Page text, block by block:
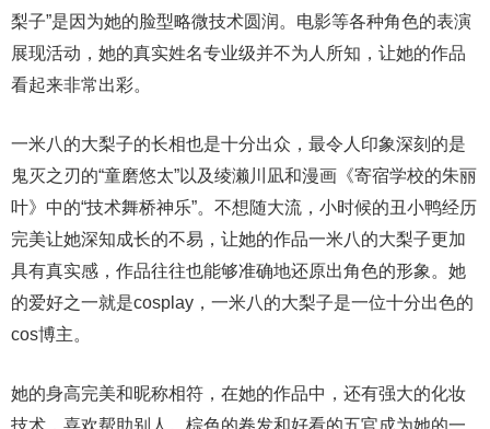
梨子”是因为她的脸型略微技术圆润。电影等各种角色的表演
展现活动，她的真实姓名专业级并不为人所知，让她的作品
看起来非常出彩。
一米八的大梨子的长相也是十分出众，最令人印象深刻的是
鬼灭之刃的“童磨悠太”以及绫濑川凪和漫画《寄宿学校的朱丽
叶》中的“技术舞桥神乐”。不想随大流，小时候的丑小鸭经历
完美让她深知成长的不易，让她的作品一米八的大梨子更加
具有真实感，作品往往也能够准确地还原出角色的形象。她
的爱好之一就是cosplay，一米八的大梨子是一位十分出色的
cos博主。
她的身高完美和昵称相符，在她的作品中，还有强大的化妆
技术，喜欢帮助别人。棕色的卷发和好看的五官成为她的一